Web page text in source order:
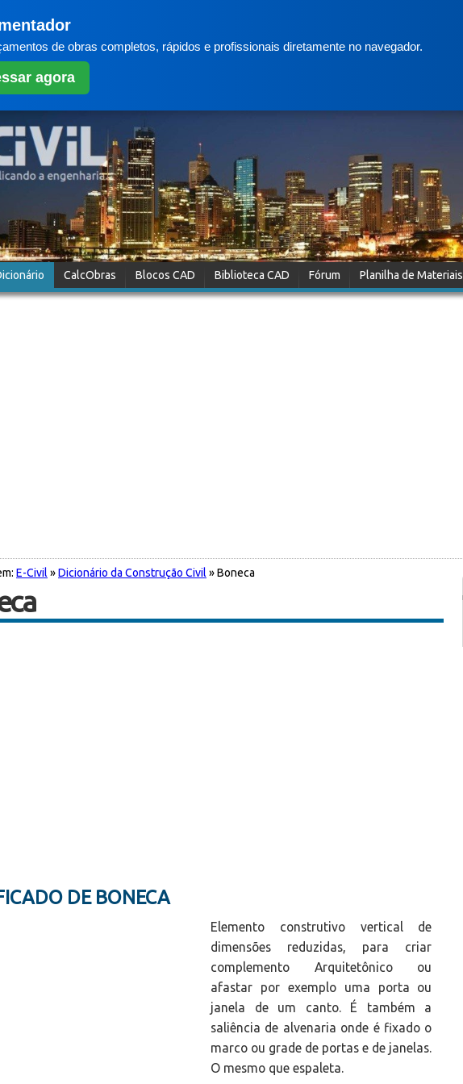
de obras completos, rápidos e profissionais diretamente no navegador.
agora
CalcObras Blocos CAD Biblioteca CAD Fórum Planilha de Materiais
E-Civil »Dicionário da Construção Civil » Boneca
DE BONECA
Elemento construtivo vertical de
dimensões reduzidas, para criar
complemento Arquitetônico ou
afastar por exemplo uma porta ou
janela de um canto. É também a
saliência de alvenaria onde é fixado o
marco ou grade de portas e de janelas.
O mesmo que espaleta.